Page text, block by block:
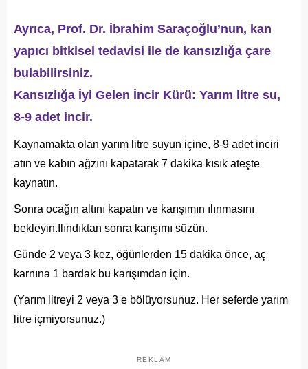
Ayrıca, Prof. Dr. İbrahim Saraçoğlu’nun, kan
yapıcı bitkisel tedavisi ile de kansızlığa çare
bulabilirsiniz.
Kansızlığa İyi Gelen İncir Kürü: Yarım litre su,
8-9 adet incir.
Kaynamakta olan yarım litre suyun içine, 8-9 adet inciri
atın ve kabın ağzını kapatarak 7 dakika kısık ateşte
kaynatın.
Sonra ocağın altını kapatın ve karışımın ılınmasını
bekleyin.Ilındıktan sonra karışımı süzün.
Günde 2 veya 3 kez, öğünlerden 15 dakika önce, aç
karnına 1 bardak bu karışımdan için.
(Yarım litreyi 2 veya 3 e bölüyorsunuz. Her seferde yarım
litre içmiyorsunuz.)
REKLAM